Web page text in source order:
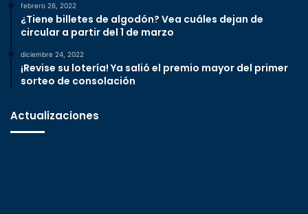
febrero 26, 2022
¿Tiene billetes de algodón? Vea cuáles dejan de
circular a partir del 1 de marzo
diciembre 24, 2022
¡Revise su lotería! Ya salió el premio mayor del primer
sorteo de consolación
Actualizaciones